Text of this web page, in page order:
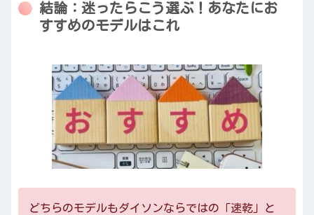
結論：迷ったらこう選ぶ！あなたにお
すすめのモデルはこれ
どちらのモデルもダイソンならではの「速乾」と